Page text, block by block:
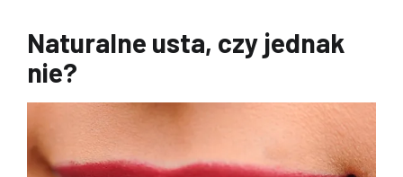
Naturalne usta, czy jednak
nie?